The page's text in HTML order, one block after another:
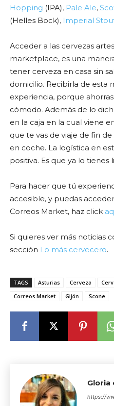
Hopping (IPA), Pale Ale,
(Helles Bock), Imperial
Acceder a las cervezas
marketplace, es una
tener cerveza en casa sin
domicilio. Recibirla de esta
experiencia, porque
cómodo. Además de lo
en la caja en la cual viene
que te vas de viaje de fin
en coche. La logística en
positiva. Es que ya lo tienes
Para hacer que tú
accesible, y puedas
Correos Market, haz click
Si quieres ver más noticias
sección Lo más cervecero.
TAGS Asturias Cerveza
Correos Market
Gijón Scone
Gloria
https://